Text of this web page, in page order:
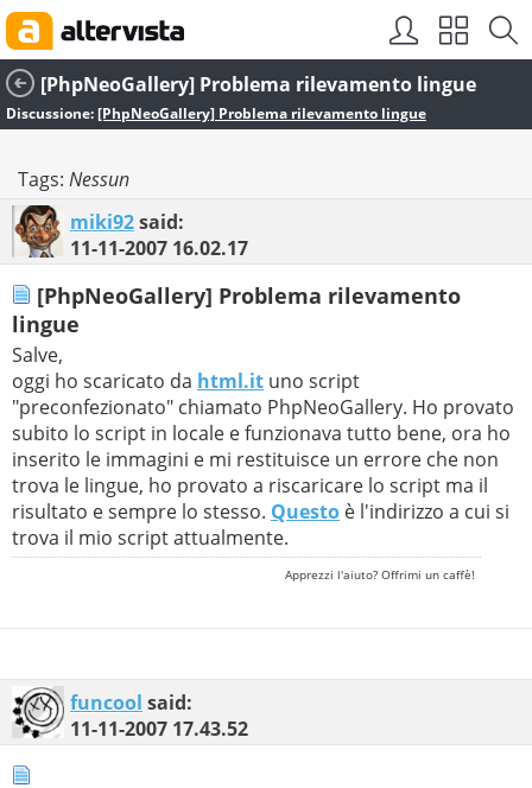
[PhpNeoGallery] Problema rilevamento lingue
Discussione:[PhpNeoGallery] Problema rilevamento lingue
Tags: Nessun
miki92said:
11-11-2007 16.02.17
[PhpNeoGallery] Problema rilevamento
lingue
Salve,
oggi ho scaricato da html.it uno script
"preconfezionato" chiamato PhpNeoGallery. Ho provato
subito lo script in locale e funzionava tutto bene, ora ho
inserito le immagini e mi restituisce un errore che non
trova le lingue, ho provato a riscaricare lo script ma il
risultato e sempre lo stesso. Questo è l'indirizzo a cui si
trova il mio script attualmente.
Apprezzi l'aiuto? Offrimi un caffè!
funcool said:
11-11-2007 17.43.52